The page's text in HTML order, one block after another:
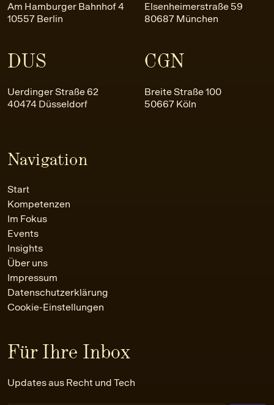
Am Hamburger Bahnhof 4
10557 Berlin
Elsenheimerstraße 59
80687 München
DUS
Uerdinger Straße 62
40474 Düsseldorf
CGN
Breite Straße 100
50667 Köln
Navigation
Start
Kompetenzen
Im Fokus
Events
Insights
Über uns
Impressum
Datenschutzerklärung
Cookie-Einstellungen
Für Ihre Inbox
Updates aus Recht und Tech